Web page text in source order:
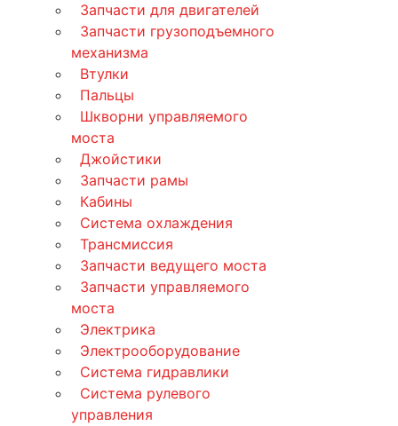
Запчасти для двигателей
Запчасти грузоподъемного
механизма
Втулки
Пальцы
Шкворни управляемого
моста
Джойстики
Запчасти рамы
Кабины
Система охлаждения
Трансмиссия
Запчасти ведущего моста
Запчасти управляемого
моста
Электрика
Электрооборудование
Система гидравлики
Система рулевого
управления